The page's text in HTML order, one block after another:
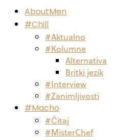
AboutMen
#Chill
#Aktualno
#Kolumne
Alternativa
Britki jezik
#Interview
#Zanimljivosti
#Macho
#Čitaj
#MisterChef